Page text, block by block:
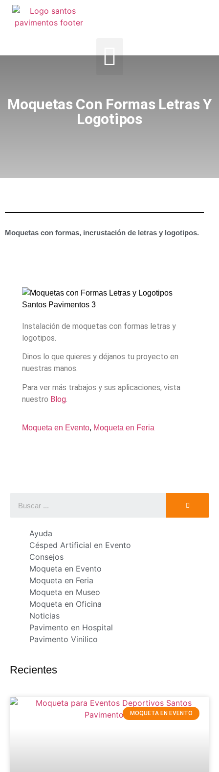
Moquetas Con Formas Letras Y
Logotipos
Moquetas con formas, incrustación de letras y logotipos.
Instalación de moquetas con formas letras y
logotipos.
Dinos lo que quieres y déjanos tu proyecto en
nuestras manos.
Para ver más trabajos y sus aplicaciones, vista
nuestro Blog
Moqueta en Evento, Moqueta en Feria
Ayuda
Césped Artificial en Evento
Consejos
Moqueta en Evento
Moqueta en Feria
Moqueta en Museo
Moqueta en Oficina
Noticias
Pavimento en Hospital
Pavimento Vinilico
Recientes
MOQUETA EN EVENTO